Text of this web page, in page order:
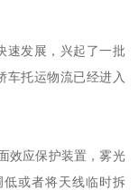
速发展，兴起了一批
车托运物流已经进入
效应保护装置，雾光
或者将天线临时拆